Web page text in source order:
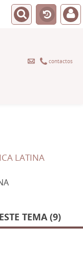
contactos
LATINA
TEMA (9)